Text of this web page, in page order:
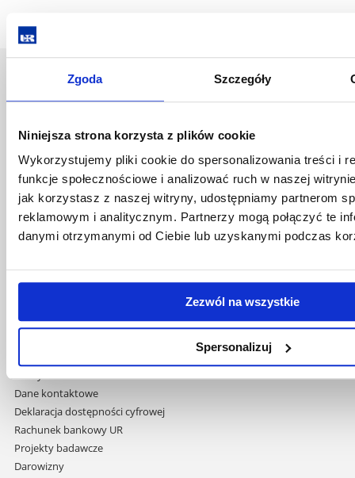
Zgoda Szczegóły
Niniejsza strona korzysta z plików cookie
Wykorzystujemy pliki cookie do spersonalizowania treści i
funkcje społecznościowe i analizować ruch w naszej
jak korzystasz z naszej witryny, udostępniamy partnerom
reklamowym i analitycznym. Partnerzy mogą połączyć te
danymi otrzymanymi od Ciebie lub uzyskanymi podczas
Zezwól na wszystkie
Spersonalizuj
Uniwersytet Rzeszowski
Al. Tadeusza Rejtana 16C
Pomiń
nawigację
przejdź
do
treści
Polityka prywatności
Mapa serwisu
Biblioteka
Wydawnictwo
Covid info
Studia podyplomowe
Zamówienia publiczne
Projekty współfinansowane przez UE
Domy studenta
Dane kontaktowe
Deklaracja dostępności cyfrowej
Rachunek bankowy UR
Projekty badawcze
Darowizny